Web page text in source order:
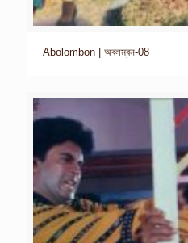
Abolombon | অবলম্বন-08